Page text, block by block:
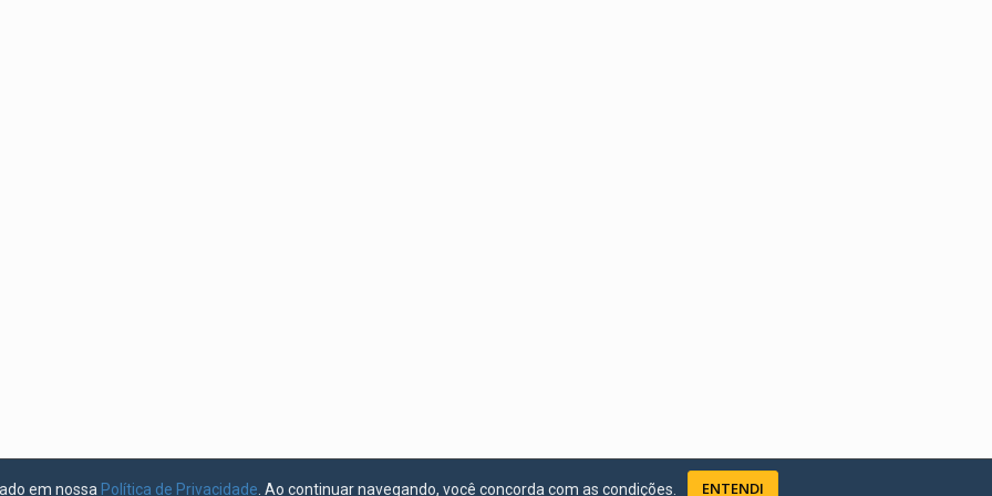
em nossa Política de Privacidade . Ao continuar navegando, você concorda com as condições. ENTENDI